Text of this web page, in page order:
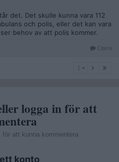
det. Det skulle kunna vara 112
och polis, eller det kan vara
behov av att polis kommer.
Citera
logga in för att
för att kunna kommentera
konto